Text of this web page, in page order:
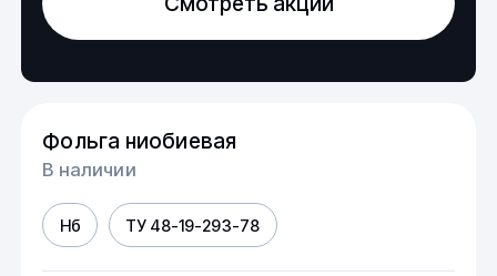
Фольга ниобиевая
В наличии
Нб ТУ 48-19-293-78